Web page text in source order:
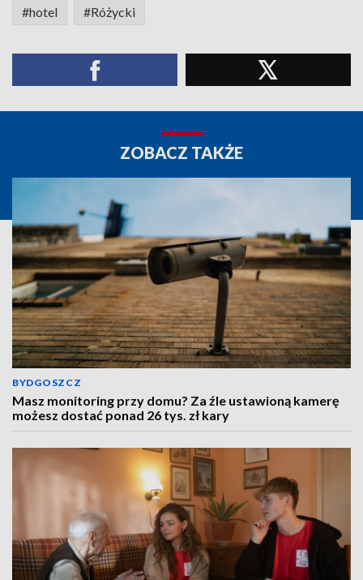
#hotel #Różycki
ZOBACZ TAKŻE
BYDGOSZCZ
Masz monitoring przy domu? Za źle ustawioną kamerę
możesz dostać ponad 26 tys. zł kary